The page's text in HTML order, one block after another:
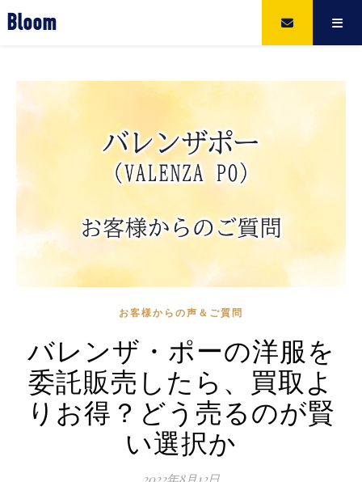
Bloom
お客様からの声＆ご質問
バレンザ・ポーの洋服を
委託販売したら、買取よ
りお得？どう売るのが賢
い選択か
2022年8月12日